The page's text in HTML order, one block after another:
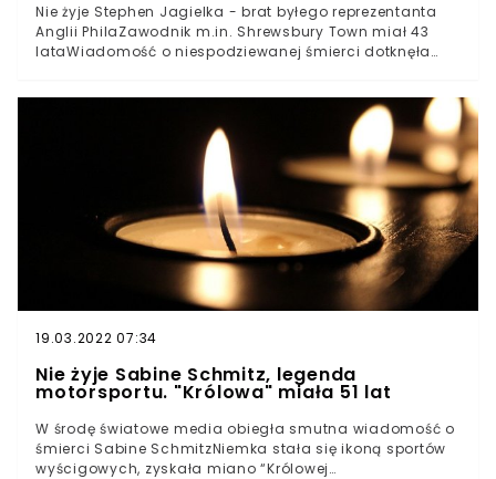
Nie żyje Stephen Jagielka - brat byłego reprezentanta
Anglii PhilaZawodnik m.in. Shrewsbury Town miał 43
lataWiadomość o niespodziewanej śmierci dotknęła
wielu lat był postacią znaną w niższych ligach
angielskich, zmarł niespodziewanie w wieku 43 lat. Jego
bratem jest znany z występów w Evertonie i w
reprezentacji Anglii - Phil Jagielka, który miał propozycję
reprezentowania polskich barw. Wiadomość o
niespodziewanym odejściu emerytowanego już piłkarza
wstrząsnęła całym środowiskiem piłkarskim w Anglii.
19.03.2022 07:34
Nie żyje Sabine Schmitz, legenda
motorsportu. "Królowa" miała 51 lat
W środę światowe media obiegła smutna wiadomość o
śmierci Sabine SchmitzNiemka stała się ikoną sportów
wyścigowych, zyskała miano “Królowej